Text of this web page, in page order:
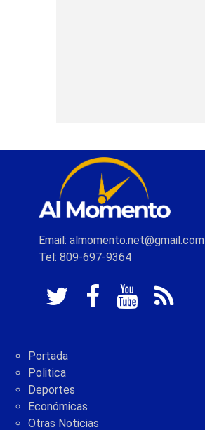
Email: almomento.net@gmail.com
Tel: 809-697-9364
Portada
Politica
Deportes
Económicas
Otras Noticias